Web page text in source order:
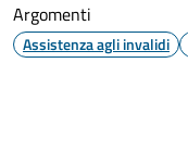
Argomenti
Assistenza agli invalidi